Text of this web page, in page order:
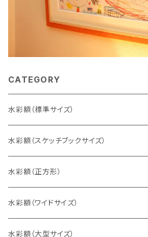
CATEGORY
水彩額（標準サイズ）
インチ判（203×254ミリ）
八切判（242×303ミリ）
太子判（288×379ミリ）
四切判（348×424ミリ）
水彩額（スケッチブックサイズ）
スケッチ4Ｆ（352×443ミリ）
スケッチ6Ｆ（458×550ミリ）
スケッチ8Ｆ（520×595ミリ）
水彩額（正方形）
10cm正方形（100×100ミリ）
15cm正方形（150×150ミリ）
水彩額（ワイドサイズ）
15×30cm
水彩額（大型サイズ）